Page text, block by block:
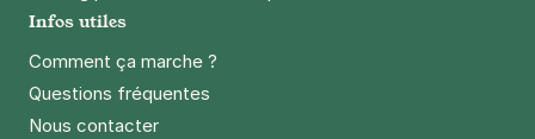
1,50 €/heure 15 €/jour,58 €/semaine
Réserver
+ Abonnements disponibles
Infos utiles
Comment ça marche ?
Questions fréquentes
Nous contacter